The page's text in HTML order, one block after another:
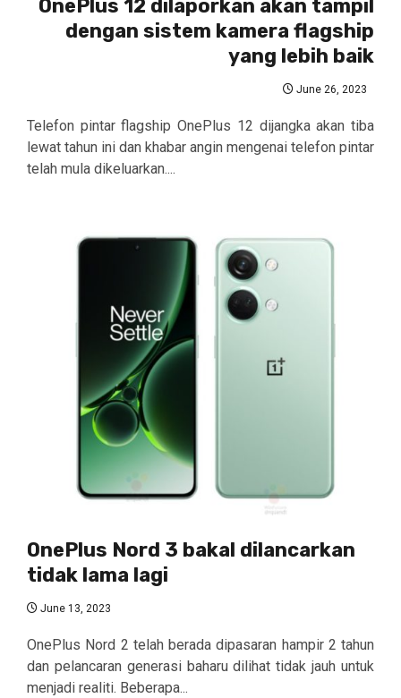
OnePlus 12 dilaporkan akan tampil
dengan sistem kamera flagship
yang lebih baik
June 26, 2023
Telefon pintar flagship OnePlus 12 dijangka akan tiba
lewat tahun ini dan khabar angin mengenai telefon pintar
telah mula dikeluarkan....
OnePlus Nord 3 bakal dilancarkan
tidak lama lagi
June 13, 2023
OnePlus Nord 2 telah berada dipasaran hampir 2 tahun
dan pelancaran generasi baharu dilihat tidak jauh untuk
menjadi realiti. Beberapa...